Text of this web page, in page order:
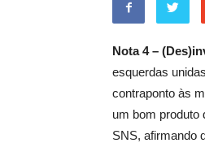
Nota 4 –
esquerdas
contraponto às
um bom produto
SNS, afirmando